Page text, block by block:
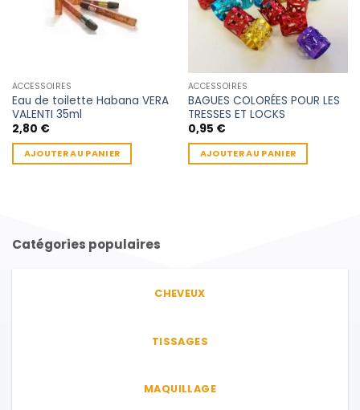
ACCESSOIRES
Eau de toilette Habana VERA
VALENTI 35ml
2,80 €
AJOUTER AU PANIER
ACCESSOIRES
BAGUES COLORÉES POUR LES
TRESSES ET LOCKS
0,95 €
AJOUTER AU PANIER
Catégories populaires
CHEVEUX
TISSAGES
MAQUILLAGE